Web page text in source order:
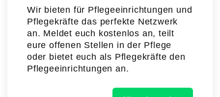
Wir bieten für Pflegeeinrichtungen und
Pflegekräfte das perfekte Netzwerk
an. Meldet euch kostenlos an, teilt
eure offenen Stellen in der Pflege
oder bietet euch als Pflegekräfte den
Pflegeeinrichtungen an.